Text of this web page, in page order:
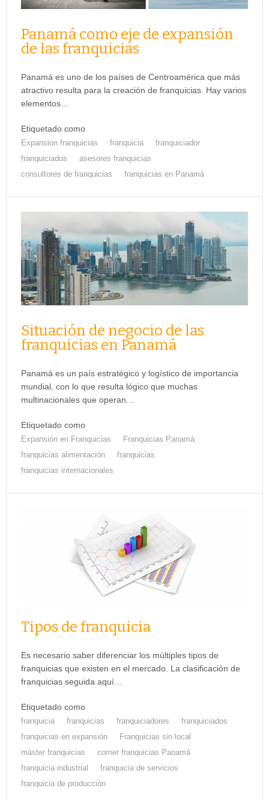
Panamá como eje de expansión
de las franquicias
Panamá es uno de los países de Centroamérica que más
atractivo resulta para la creación de franquicias. Hay varios
elementos…
Etiquetado como
Expansion franquicias franquicia
franquiciador
franquiciados
asesores franquicias
consultores de franquicias
franquicias en Panamá
Situación de negocio de las
franquicias en Panamá
Panamá es un país estratégico y logístico de importancia
mundial, con lo que resulta lógico que muchas
multinacionales que operan…
Etiquetado como
Expansión en Franquicias
Franquicias Panamá
franquicias alimentación
franquicias
franquicias internacionales
Tipos de franquicia
Es necesario saber diferenciar los múltiples tipos de
franquicias que existen en el mercado. La clasificación de
franquicias seguida aquí…
Etiquetado como
franquicia franquicias franquiciadores
franquiciados
franquicias en expansión
Franquicias sin local
máster franquicias
corner franquicias Panamá
franquicia industrial
franquicia de servicios
franquicia de producción